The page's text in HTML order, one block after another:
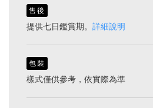
售後
提供七日鑑賞期。 詳細說明
包裝
樣式僅供參考，依實際為準